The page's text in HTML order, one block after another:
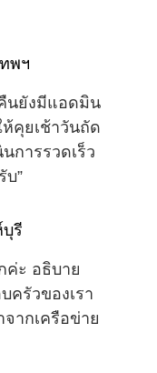
พฯ
นยังมีแอดมิน
คุยเช้าวันถัด
การรวดเร็ว
บ”
รี
ค่ะ อธิบาย
ครัวของเรา
ากเครือข่าย